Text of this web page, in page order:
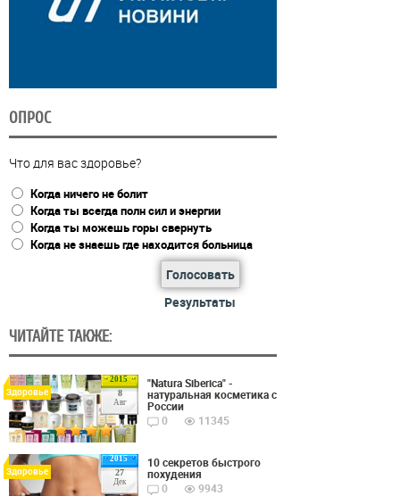
ОПРОС
Что для вас здоровье?
Когда ничего не болит
Когда ты всегда полн сил и энергии
Когда ты можешь горы свернуть
Когда не знаешь где находится больница
Голосовать
Результаты
ЧИТАЙТЕ ТАКЖЕ:
2015
8
Авг
Здоровье
"Natura Siberica" -
натуральная косметика с
России
0
11345
2015
27
Дек
Здоровье
10 секретов быстрого
похудения
0
9943